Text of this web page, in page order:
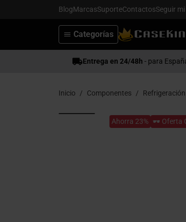
BlogMarcasSuporteContactosSeguir
Categorías
Entrega en 24/48h - para
Inicio Componentes Refrigeración
Ahorra 23% 🕶️